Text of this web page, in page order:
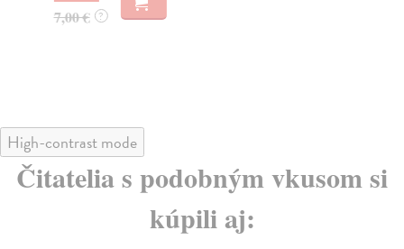
7,00 € ?
High-contrast mode
Čitatelia s podobným vkusom si
kúpili aj: